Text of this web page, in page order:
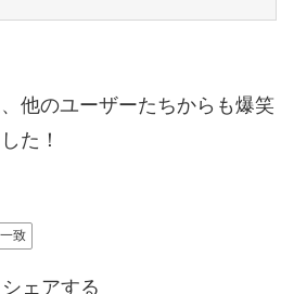
他のユーザーたちからも爆笑
た！
致
シェアする